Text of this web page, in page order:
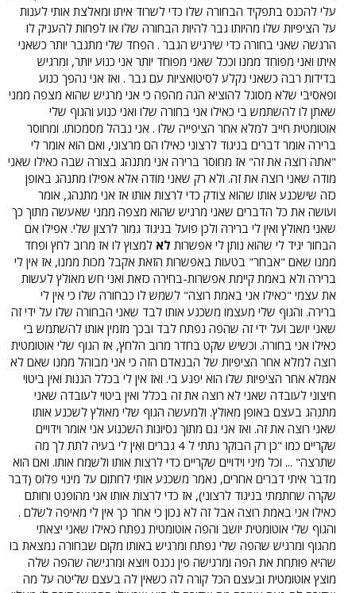
עלי להכנס בתפקיד הבחורה שלו כדי לשרוד איתו ומאלצת אותי לענות
על הציפיות שלו מהיותו גבר להיות הבחורה שלו או לפחות להעניק לו
הרגשה שאני בחורה כדי שירגיש הגבר . הפחד שלי מתגבר יותר כשאני
איתו ואני מפוחד ממנו וככל שאני מפוחד יותר אני כנוע יותר, ומרגיש
בדידות רבה כשאני נקלע לסיטואציות עם גבר . ואז אני נהפך כנוע
ופאסיבי שלא מסוגל להוציא הגה מהפה כי אני מרגיש שהוא מצפה ממני
שאתן לו להשתמש בי כאילו אני בחורה שלו ואני כנוע והגוף שלי
אוטומטית חייב למלא אחר הציפייה שלו . אני נבהל מסמכותו. ומחוסר
ברירה אומר דברים בניגוד לרצוני כאילו הם מרצוני, ואם הוא אומר לי
"אתה רוצה את זה" אז מחוסר ברירה אני מתנהג בצורה שבה כאילו שאני
מודה שאני רוצה את זה. ולא רק שאני מודה אלא אפילו מתנהג באופן
כזה שישכנע אותו שהוא צודק כדי לרצות אותו אז אני מתנהג, אומר
ועושה את כל הדברים שאני מרגיש שהוא מצפה ממני שאעשה מתוך כך
שאני מאולץ ואין לי ברירה ולכן פועל בניגוד גמור לרצון שלי. אפילו אם
הבחור יגיד לי שהוא נותן לי אפשרות לא למצוץ לו אז מרוב לחץ ופחד
ממנו שאם "אבחר" בטעות באפשרות הזאת אקבל מכות ממנו, אז אין לי
ברירה ולא באמת קיימת אפשרות-בחירה כזאת ואני חש מאולץ לעשות
את עצמי "כאילו אני באמת רוצה" לשמש לו כבחורה שלו כי אין לי
ברירה. והגוף שלי מעצמו משכנע אותו לבד שאני הבחורה שלו על ידי זה
שאני יושב ועל ידי זה שהפה נפתח לבד ובכך מזמין אותו להשתמש בי
כאילו אני בחורה. וכשיש שקט בחדר מרוב הלחץ, אז הגוף שלי אוטומטית
רוצה למלא אחר הציפיות של הבנאדם הזה כי אני מבוהל ממנו שאם לא
אמלא אחר הציפיות שלו הוא יפגע בי. ואז אין לי בכלל הגנות ואין ביטוי
חיצוני לעובדה שאני לא רוצה את זה בכלל ואין ביטוי לעובדה שאני
מתנהג בעצם באופן מאולץ. ולמעשה הגוף שלי מאולץ לשכנע אותו
שאני רוצה את זה. ואז אני גם מתוך נסיונות השכנוע אני אומר וידויים
שקריים כמו "כן רק הבוקר נתתי ל 4 גברים ואין לי בעיה לתת לך מה
שתרצה" ... וכל מיני וידויים שקריים כדי לרצות אותו ולשמח אותו. ואם הוא
מדבר איתי דברים אחרים, נאמר משכנע אותי לחתום על מינוי פלוס (דבר
שקרה שחתמתי בניגוד לרצוני), אז כדי לרצות אותו אני מהופנט וחותם
כאילו אני באמת רוצה אבל זה לא נכון כי אחר כך אין לי מאיפה לשלם .
והגוף שלי אוטומטית יושב והפה אוטומטית נפתח כאילו שאני יצאתי
מהגוף ומרגיש שהפה שלי נפתח ומרגיש באותו מקום שבחורה נמצאת בו
שהיא פותחת את הפה ומרגישה פין נכנס ויוצא ומרגישה שהפה שלה
מוצץ אוטומטית ובעצם הכל קורה לה כשאין לה בעצם שליטה על מה